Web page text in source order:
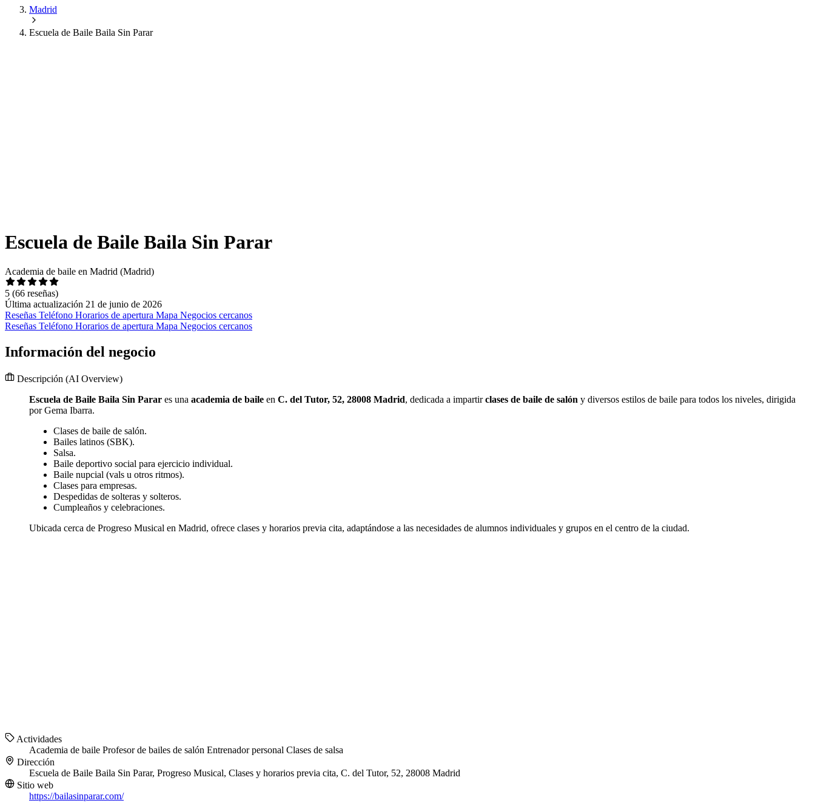
Madrid
Escuela de Baile Baila Sin Parar
Escuela de Baile Baila Sin Parar
Academia de baile en Madrid (Madrid)
5 (66 reseñas)
Última actualización 21 de junio de 2026
Reseñas Teléfono Horarios de apertura Mapa Negocios cercanos
Reseñas Teléfono Horarios de apertura Mapa Negocios cercanos
Información del negocio
Descripción (AI Overview)
Escuela de Baile Baila Sin Parar es una academia de baile en C. del Tutor, 52, 28008 Madrid, dedicada a impartirclases de baile de salón y diversos estilos de baile para todos los niveles, dirigida
por Gema Ibarra.
Clases de baile de salón.
Bailes latinos (SBK).
Salsa.
Baile deportivo social para ejercicio individual.
Baile nupcial (vals u otros ritmos).
Clases para empresas.
Despedidas de solteras y solteros.
Cumpleaños y celebraciones.
Ubicada cerca de Progreso Musical en Madrid, ofrece clases y horarios previa cita, adaptándose a las necesidades de alumnos individuales y grupos en el centro de la ciudad.
Actividades
Academia de baile Profesor de bailes de salón Entrenador personal Clases de salsa
Dirección
Escuela de Baile Baila Sin Parar, Progreso Musical, Clases y horarios previa cita, C. del Tutor, 52, 28008 Madrid
Sitio web
https://bailasinparar.com/